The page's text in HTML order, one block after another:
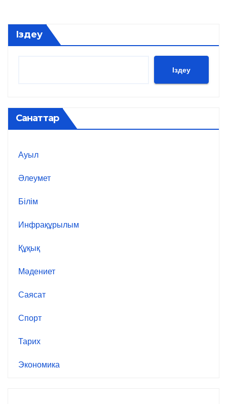
Іздеу
Іздеу
Санаттар
Ауыл
Әлеумет
Білім
Инфрақұрылым
Құқық
Мәдениет
Саясат
Спорт
Тарих
Экономика